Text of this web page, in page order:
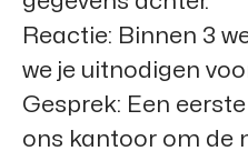
Reactie: Binnen 3
we je uitnodigen
Gesprek: Een
ons kantoor om de